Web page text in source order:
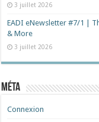
3 juillet 2026
EADI eNewsletter #7/1 |
& More
3 juillet 2026
Méta
Connexion